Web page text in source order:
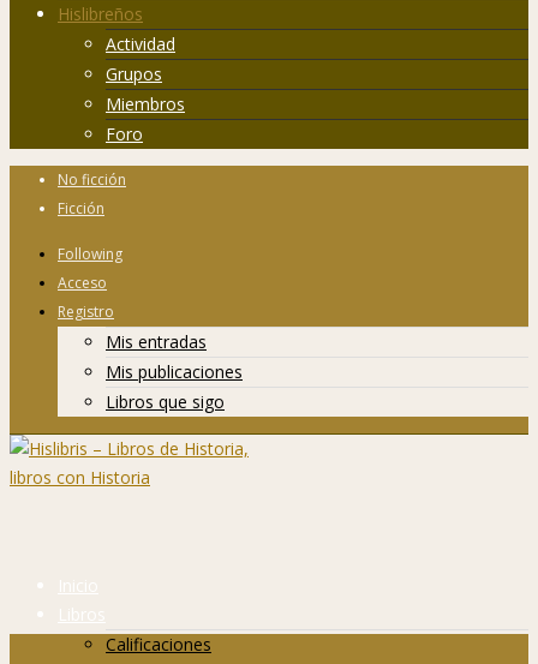
Hislibreños
Actividad
Grupos
Miembros
Foro
No ficción
Ficción
Following
Acceso
Registro
Mis entradas
Mis publicaciones
Libros que sigo
Inicio
Libros
Calificaciones